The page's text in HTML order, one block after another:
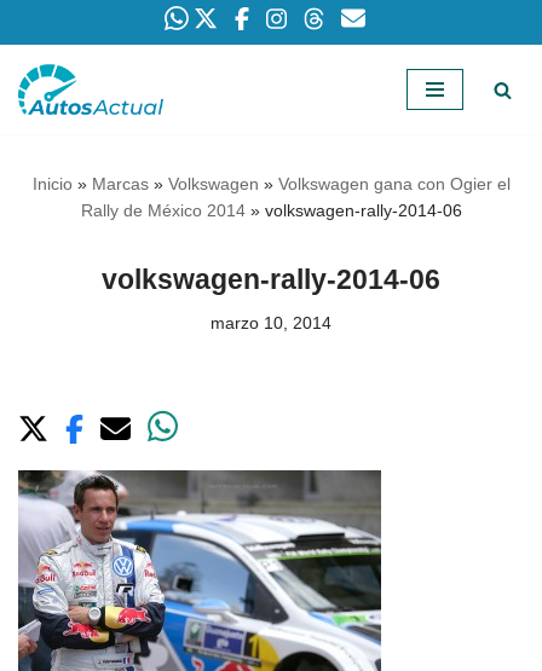
Saltar
Inicio» Marcas» Volkswagen » Volkswagen gana con Ogier el
Rally de México 2014» volkswagen-rally-2014-06
volkswagen-rally-2014-06
marzo 10, 2014